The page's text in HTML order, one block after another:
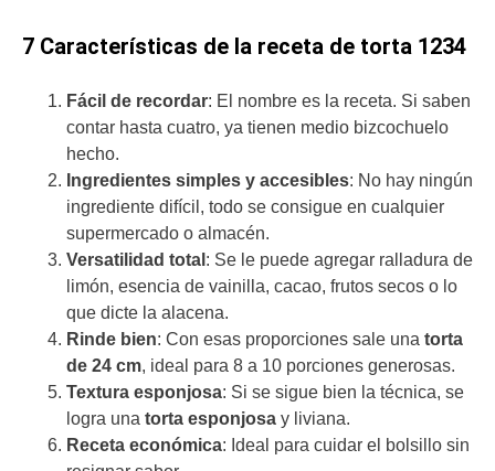
7 Características de la receta de torta 1234
Fácil de recordar: El nombre es la receta. Si saben
contar hasta cuatro, ya tienen medio bizcochuelo
hecho.
Ingredientes simples y accesibles: No hay ningún
ingrediente difícil, todo se consigue en cualquier
supermercado o almacén.
Versatilidad total : Se le puede agregar ralladura de
limón, esencia de vainilla, cacao, frutos secos o lo
que dicte la alacena.
Rinde bien: Con esas proporciones sale una torta
de 24 cm, ideal para 8 a 10 porciones generosas.
Textura esponjosa: Si se sigue bien la técnica, se
logra una torta esponjosa y liviana.
Receta económica: Ideal para cuidar el bolsillo sin